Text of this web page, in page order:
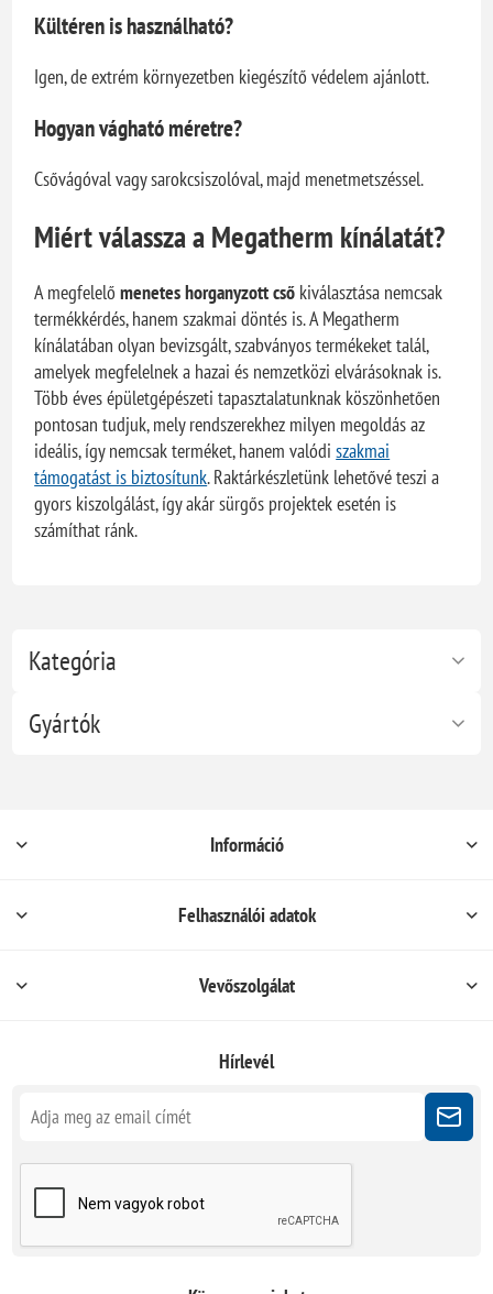
Kategória
Gyártók
Kültéren is használható?
Igen, de extrém környezetben kiegészítő védelem ajánlott.
Hogyan vágható méretre?
Csővágóval vagy sarokcsiszolóval, majd menetmetszéssel.
Miért válassza a Megatherm kínálatát?
A megfelelőmenetes horganyzott cső kiválasztása nemcsak
termékkérdés, hanem szakmai döntés is. A Megatherm
kínálatában olyan bevizsgált, szabványos termékeket talál,
amelyek megfelelnek a hazai és nemzetközi elvárásoknak is.
Több éves épületgépészeti tapasztalatunknak köszönhetően
pontosan tudjuk, mely rendszerekhez milyen megoldás az
ideális, így nemcsak terméket, hanem valódiszakmai
támogatást is biztosítunk. Raktárkészletünk lehetővé teszi a
gyors kiszolgálást, így akár sürgős projektek esetén is
számíthat ránk.
Információ
Felhasználói adatok
Vevőszolgálat
Hírlevél